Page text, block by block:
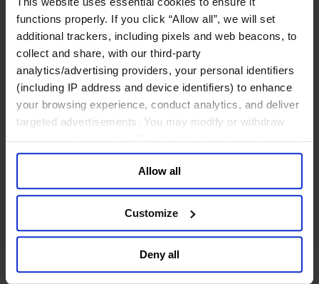
functions properly. If you click “Allow all”, we will set
additional trackers, including pixels and web beacons, to
collect and share, with our third-party
analytics/advertising providers, your personal identifiers
(including IP address and device identifiers) to enhance
your browsing experience, conduct analytics, and deliver
targeted advertisements. You may modify or withdraw
your consent or, in the US, object to the sale or sharing of
your data for targeted advertising, by clicking “Do Not
Sell or Share My Personal Information” in the footer of
the website. You must opt-out of each device and each
browser. For additional information and retention terms
general collection and use of personal information see
Allow all
Customize
Deny all
工业
化工与过程工业咨询团队
机械与工业技术
汽车与交通设备
能源业
金属与矿业
金融服务业
主权财富基金
保险业
投资银行、企业银行与金融市场
私募股权投资行业
财富管理
零售金融服务